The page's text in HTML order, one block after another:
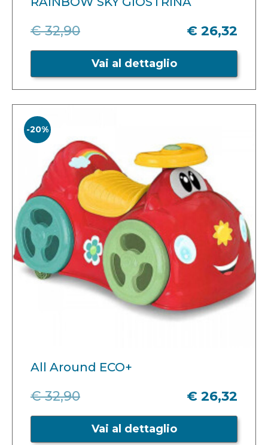
€ 32,90 € 26,32
Vai al dettaglio
-20%
All Around ECO+
€ 32,90 € 26,32
Vai al dettaglio